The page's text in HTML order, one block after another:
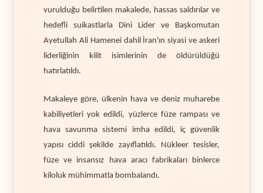
vurulduğu belirtilen makalede, hassas saldırılar ve
hedefli suikastlarla Dini Lider ve Başkomutan
Ayetullah Ali Hamenei dahil İran'ın siyasi ve askeri
liderliğinin kilit isimlerinin de öldürüldüğü
hatırlatıldı.
Makaleye göre, ülkenin hava ve deniz muharebe
kabiliyetleri yok edildi, yüzlerce füze rampası ve
hava savunma sistemi imha edildi, iç güvenlik
yapısı ciddi şekilde zayıflatıldı. Nükleer tesisler,
füze ve insansız hava aracı fabrikaları binlerce
kiloluk mühimmatla bombalandı.